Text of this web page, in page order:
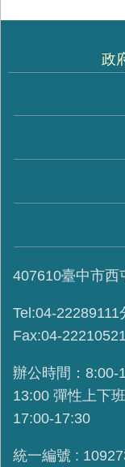
政
407610臺中市西
Tel:04-
Fax:04-
辦公時間：8:00-
13:00 彈性上下
17:00-17:30
統一編號 :